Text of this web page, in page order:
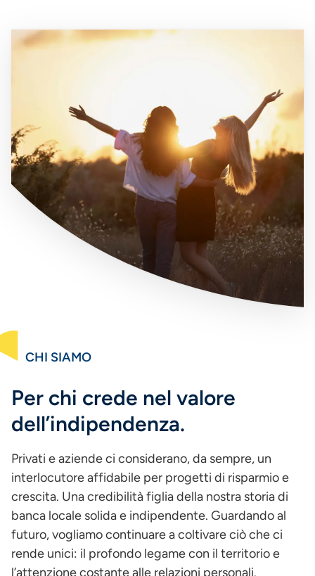
Immagine
CHI SIAMO
Per chi crede nel valore
dell’indipendenza.
Privati e aziende ci considerano, da sempre, un
interlocutore affidabile per progetti di risparmio e
crescita. Una credibilità figlia della nostra storia di
banca locale solida e indipendente. Guardando al
futuro, vogliamo continuare a coltivare ciò che ci
rende unici: il profondo legame con il territorio e
l’attenzione costante alle relazioni personali.